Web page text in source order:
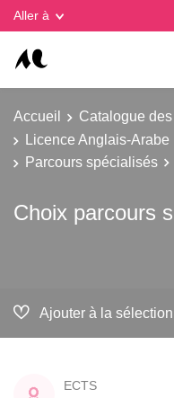
Aller à
Accueil Catalogue
Licence Anglais-Arabe
Parcours spécialisés
Choix parcours
Ajouter à la sélection
ECTS
Gestion des cookies